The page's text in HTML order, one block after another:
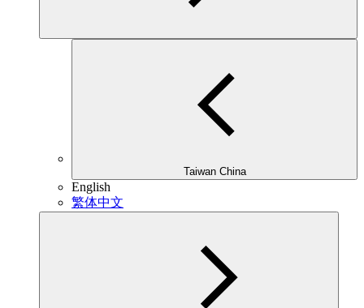
Taiwan China
English
繁体中文